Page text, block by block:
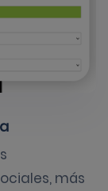
más